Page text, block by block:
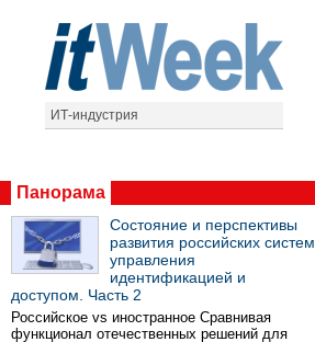
ИТ-индустрия
Панорама
Состояние и перспективы
развития российских систем
управления
идентификацией и
доступом. Часть 2
Российское vs иностранное Сравнивая
функционал отечественных решений для